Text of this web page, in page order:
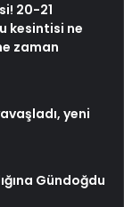
20-21
kesintisi ne
zaman
yeni
Gündoğdu